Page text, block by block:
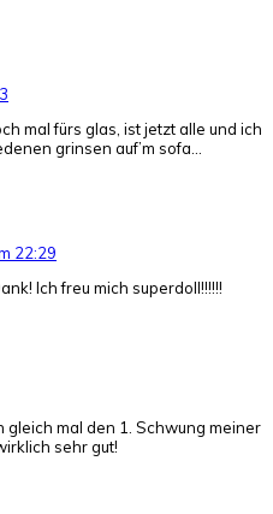
mal fürs glas, ist jetzt alle und ich
grinsen auf’m sofa…
22:29
Ich freu mich superdoll!!!!!!
gleich mal den 1. Schwung meiner
sehr gut!